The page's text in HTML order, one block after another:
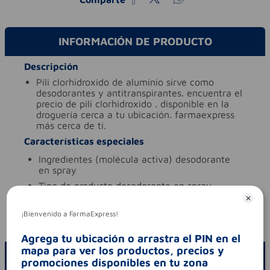
INFORMACIÓN DE PRODUCTO
Descripción
pili clorhidroxido de aluminio sirve como
desodorantes y antitranspirantes. encuentra el
precio de pili clorhidroxido . disponible en la
droguería cerca a tu ubicación. farmaexpress
más cerca de ti.
Características especiales
ingredientes (molécula activa) desodorante
en spray
tipo de producto desodorante en spray
codigo invima
ESCRIBE UN COMENTARIO
¡Bienvenido a FarmaExpress!
Agrega tu ubicación o arrastra el PIN en el
mapa para ver los productos, precios y
promociones disponibles en tu zona